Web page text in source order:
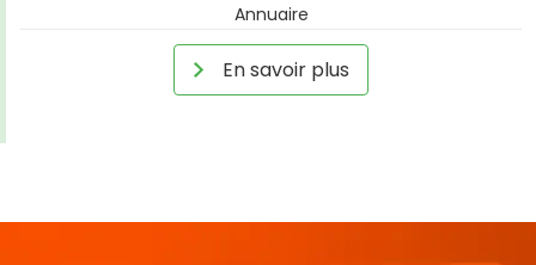
Annuaire
En savoir plus